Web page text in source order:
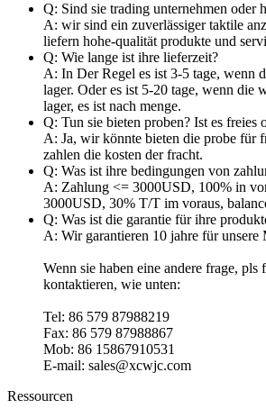
Q: Sind sie trading unternehmen oder
A: wir sind ein zuverlässigertaktile
liefern hohe-qualität produkte und
Q: Wie lange ist ihre lieferzeit?
A: In Der Regel es ist 3-5 tage, wenn
lager. Oder es ist 5-20 tage, wenn die
lager, es ist nach menge.
Q: Tun sie bieten proben? Ist es freies
A: Ja, wir könnte bieten die probe für
zahlen die kosten der fracht.
Q: Was ist ihre bedingungen von
A: Zahlung <= 3000USD, 100% in
3000USD, 30% T/T im voraus,
Q: Was ist die garantie für ihre
A: Wir garantieren 10 jahre für unsere
Wenn sie haben eine andere frage, pls
kontaktieren, wie unten:
Tel: 86 579 87988219
Fax: 86 579 87988867
Mob: 86 15867910531
E-mail: sales@xcwjc.com
Ressourcen